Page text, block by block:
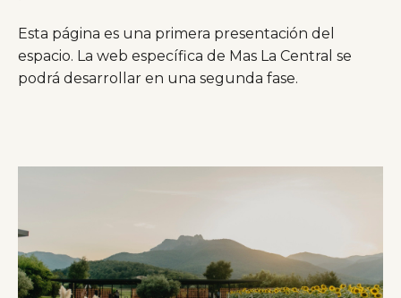
Esta página es una primera presentación del
espacio. La web específica de Mas La Central se
podrá desarrollar en una segunda fase.